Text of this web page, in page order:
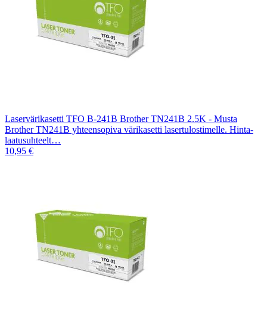
Laservärikasetti TFO B-241B Brother TN241B 2.5K - Musta
Brother TN241B yhteensopiva värikasetti lasertulostimelle. Hinta-
laatusuhteelt…
10,95 €